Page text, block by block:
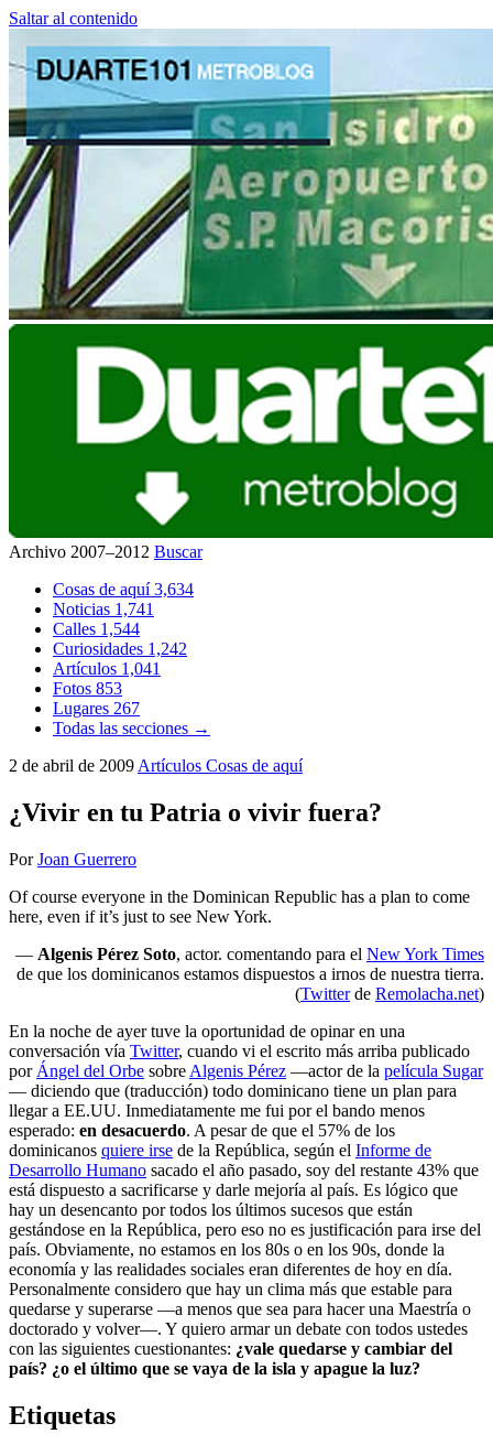
Saltar al contenido
Archivo 2007–2012 Buscar
Cosas de aquí3,634
Noticias 1,741
Calles 1,544
Curiosidades 1,242
Artículos 1,041
Fotos 853
Lugares 267
Todas las secciones →
2 de abril de 2009 Artículos Cosas de aquí
¿Vivir en tu Patria o vivir fuera?
PorJoan Guerrero
Of course everyone in the Dominican Republic has a plan to come
here, even if it’s just to see New York.
— Algenis Pérez Soto, actor. comentando para el New York Times
de que los dominicanos estamos dispuestos a irnos de nuestra tierra.
(Twitterde Remolacha.net)
En la noche de ayer tuve la oportunidad de opinar en una
conversación vía Twitter, cuando vi el escrito más arriba publicado
por Ángel del Orbe sobre Algenis Pérez —actor de la película Sugar
— diciendo que (traducción) todo dominicano tiene un plan para
llegar a EE.UU. Inmediatamente me fui por el bando menos
esperado: en desacuerdo. A pesar de que el 57% de los
dominicanos quiere irse de la República, según el Informe de
Desarrollo Humano sacado el año pasado, soy del restante 43% que
está dispuesto a sacrificarse y darle mejoría al país. Es lógico que
hay un desencanto por todos los últimos sucesos que están
gestándose en la República, pero eso no es justificación para irse del
país. Obviamente, no estamos en los 80s o en los 90s, donde la
economía y las realidades sociales eran diferentes de hoy en día.
Personalmente considero que hay un clima más que estable para
quedarse y superarse —a menos que sea para hacer una Maestría o
doctorado y volver—. Y quiero armar un debate con todos ustedes
con las siguientes cuestionantes: ¿vale quedarse y cambiar del
país? ¿o el último que se vaya de la isla y apague la luz?
Etiquetas